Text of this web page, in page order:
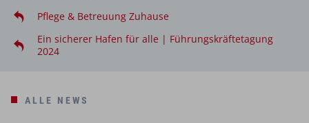
Pflege & Betreuung Zuhause
Ein sicherer Hafen für alle | Führungskräftetagung
2024
ALLE NEWS